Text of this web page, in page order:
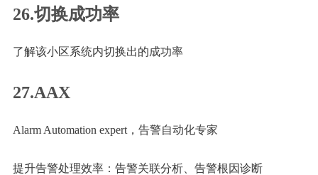
26.切换成功率
了解该小区系统内切换出的成功率
27.AAX
Alarm Automation expert，告警自动化专家
提升告警处理效率：告警关联分析、告警根因诊断